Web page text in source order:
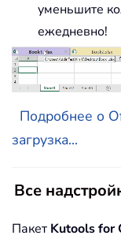
уменьшите
ежедневно!
Подробнее о
загрузка...
Все
Пакет Kutools for